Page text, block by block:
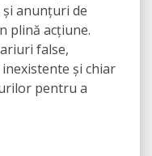
și anunțuri de
plină acțiune.
false,
și chiar
pentru a